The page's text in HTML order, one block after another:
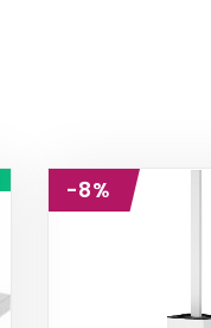
-8%